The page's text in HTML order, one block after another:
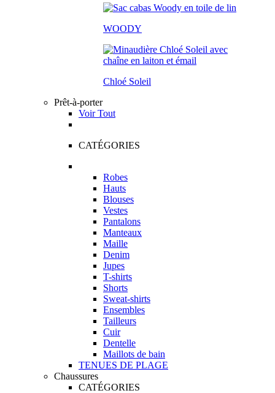
WOODY
Chloé Soleil
Prêt-à-porter
Voir Tout
CATÉGORIES
Robes
Hauts
Blouses
Vestes
Pantalons
Manteaux
Maille
Denim
Jupes
T-shirts
Shorts
Sweat-shirts
Ensembles
Tailleurs
Cuir
Dentelle
Maillots de bain
TENUES DE PLAGE
Chaussures
CATÉGORIES